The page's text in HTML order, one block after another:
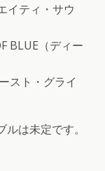
イティ・サウ
BLUE（ディー
スト・グライ
は未定です。